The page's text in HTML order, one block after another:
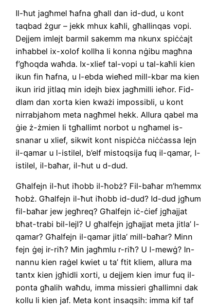
Il-ħut jagħmel ħafna għall dan id-dud, u kont
taqbad żgur – jekk mhux kaħli, għallinqas vopi.
Dejjem imlejt barmil sakemm ma nkunx spiċċajt
inħabbel ix-xolof kollha li konna nġibu magħna
f’għoqda waħda. Ix-xlief tal-vopi u tal-kaħli kien
ikun fin ħafna, u l-ebda wieħed mill-kbar ma kien
ikun irid jitlaq min idejh biex jagħmilli ieħor. Fid-
dlam dan xorta kien kważi impossibli, u kont
nirrabjahom meta nagħmel hekk. Allura qabel ma
ġie ż-żmien li tgħallimt norbot u ngħamel is-
snanar u xlief, sikwit kont nispiċċa niċċassa lejn
il-qamar u l-istilel, b’elf mistoqsija fuq il-qamar, l-
istilel, il-baħar, il-ħut u d-dud.
Għalfejn il-ħut iħobb il-ħobż? Fil-baħar m’hemmx
ħobż. Għalfejn il-ħut iħobb id-dud? Id-dud jgħum
fil-baħar jew jegħreq? Għalfejn iċ-ċief jgħajjat
bħat-trabi bil-lejl? U għalfejn jgħajjat meta jitla’ l-
qamar? Għalfejn il-qamar jitla’ mill-baħar? Minn
fejn ġej ir-riħ? Min jagħmlu r-riħ? U l-mewġ? In-
nannu kien raġel kwiet u ta’ ftit kliem, allura ma
tantx kien jgħidli xorti, u dejjem kien imur fuq il-
ponta għalih waħdu, imma missieri għallimni dak
kollu li kien jaf. Meta kont insaqsih: imma kif taf